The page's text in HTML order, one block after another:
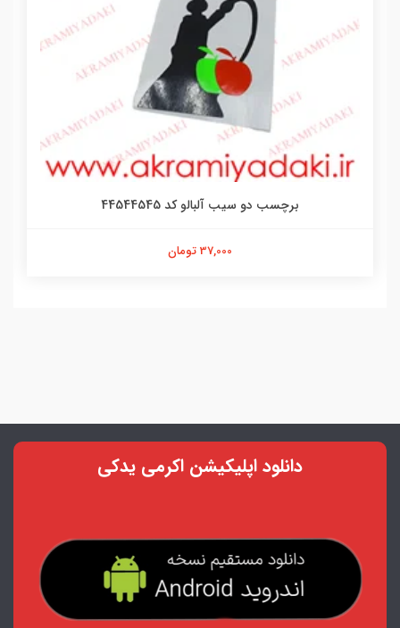
برچسب دو سیب آلبالو کد 44544545
37,000 تومان
دانلود اپلیکیشن اکرمی یدکی